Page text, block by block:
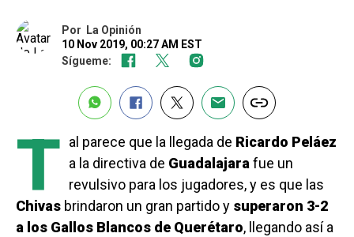
Por
La Opinión
10 Nov 2019, 00:27 AM EST
Sígueme:
T al parece que la llegada de Ricardo Peláez
a la directiva de Guadalajarafue un
revulsivo para los jugadores, y es que las
Chivas brindaron un gran partido y superaron 3-2
a los Gallos Blancos de Querétaro, llegando así a